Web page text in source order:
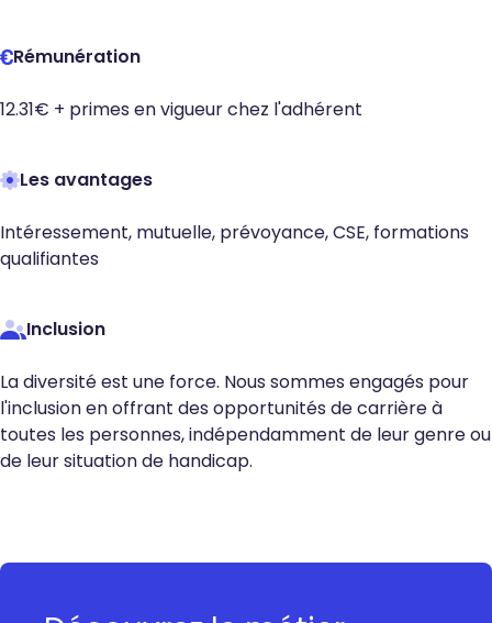
Rémunération
12.31€ + primes en vigueur chez l'adhérent
Les avantages
Intéressement, mutuelle, prévoyance, CSE, formations
qualifiantes
Inclusion
La diversité est une force. Nous sommes engagés pour
l'inclusion en offrant des opportunités de carrière à
toutes les personnes, indépendamment de leur genre ou
de leur situation de handicap.